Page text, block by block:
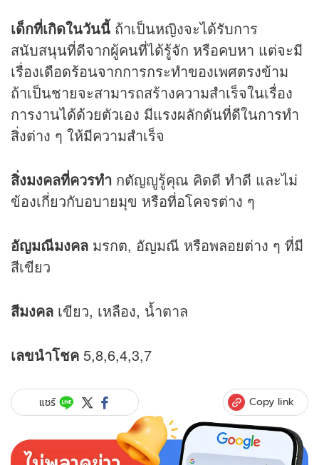
เด็กที่เกิดในวันนี้ ถ้าเป็นหญิงจะได้รับการ
สนับสนุนที่ดีจากผู้คนที่ได้รู้จัก หรือคบหา แต่จะมี
เรื่องเดือดร้อนจากการกระทำของเพศตรงข้าม
ถ้าเป็นชายจะสามารถสร้างความสำเร็จในเรื่อง
การงานได้ด้วยตัวเอง มีแรงผลักดันที่ดีในการทำ
สิ่งต่าง ๆ ให้มีความสำเร็จ
สิ่งมงคลที่ควรทำ กตัญญูรู้คุณ คิดดี ทำดี และไม่
ข้องเกี่ยวกับอบายมุข หรือที่อโคจรต่าง ๆ
อัญมณีมงคล มรกต, อัญมณี หรือพลอยต่าง ๆ ที่มี
สีเขียว
สีมงคล เขียว, เหลือง, น้ำตาล
เลขนำโชค 5,8,6,4,3,7
แชร์ Copy link